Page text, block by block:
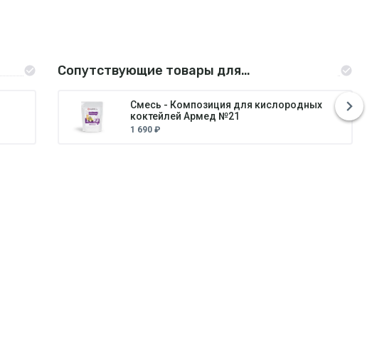
Сопутствующие товары для
Смесь - Композиция для кислородных
коктейлей Армед №21
1 690 ₽